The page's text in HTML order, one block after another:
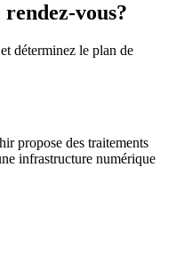
vous?
déterminez le plan de
propose des traitements
infrastructure numérique